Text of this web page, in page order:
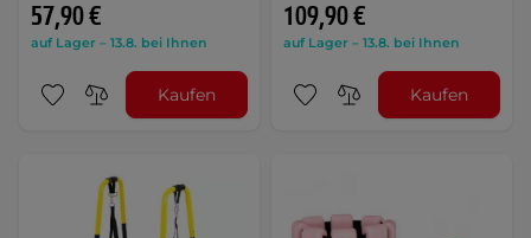
57,90 €
auf Lager – 13.8. bei Ihnen
Kaufen
109,90 €
auf Lager – 13.8. bei Ihnen
Kaufen